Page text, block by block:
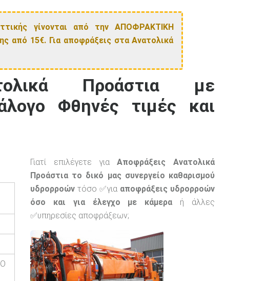
γίνονται από την ΑΠΟΦΡΑΚΤΙΚΗ
από 15€. Για αποφράξεις στα Ανατολικά
Προάστια με
Φθηνές τιμές και
Γιατί επιλέγετε γιαΑποφράξεις Ανατολικά
Προάστια το δικό μας συνεργείο καθαρισμού
υδρορροών τόσο ✅για αποφράξεις υδρορροών
όσο και για έλεγχο με κάμερα ή άλλες
✅υπηρεσίες αποφράξεων;